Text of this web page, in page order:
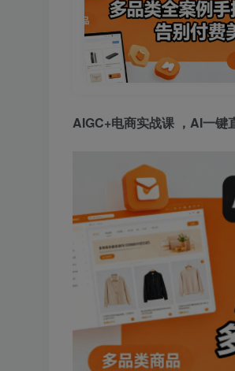
AIGC+电商实战课 ，AI一